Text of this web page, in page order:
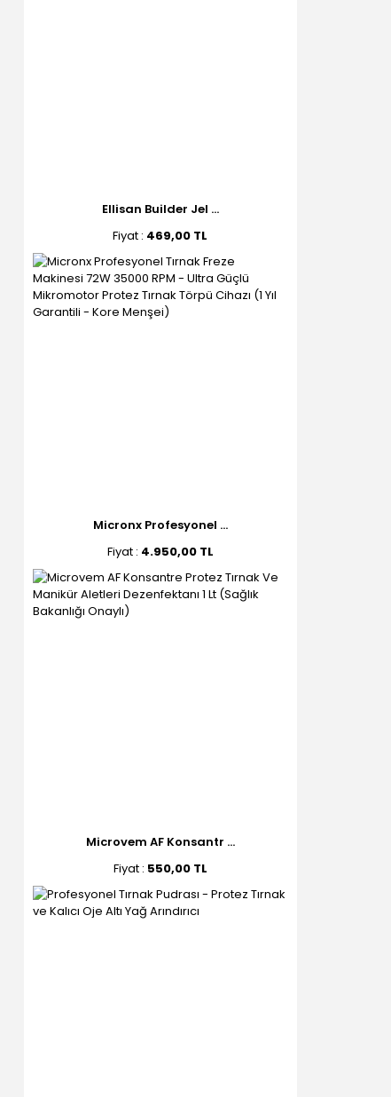
Ellisan Builder Jel ...
Fiyat : 469,00 TL
Micronx Profesyonel ...
Fiyat : 4.950,00 TL
Microvem AF Konsantr ...
Fiyat : 550,00 TL